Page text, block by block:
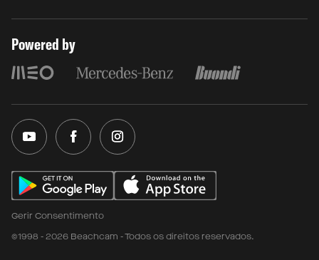
Powered by
Gerir Consentimento
©1998 - 2026 Beachcam - Todos os direitos reservados.